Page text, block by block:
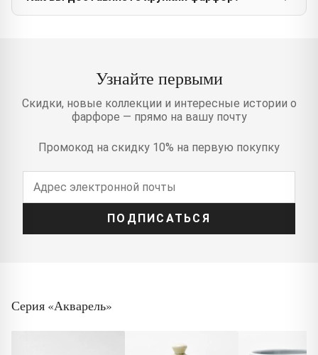
Узнайте первыми
Скидки, новые коллекции и интересные истории о
фарфоре — прямо на вашу почту
Промокод на скидку 10% на первую покупку
ПОДПИСАТЬСЯ
Серия «Акварель»